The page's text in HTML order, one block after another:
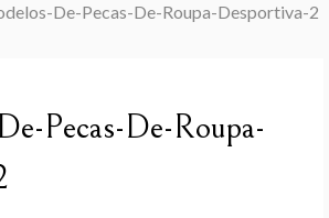
De-Pecas-De-Roupa-Desportiva-2
Pecas-De-Roupa-